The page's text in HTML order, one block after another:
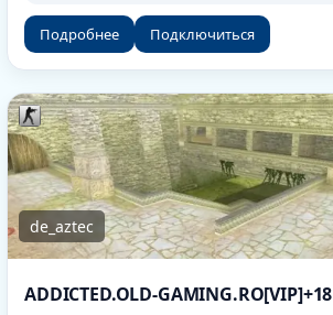
Подробнее Подключиться
de_aztec
ADDICTED.OLD-GAMING.RO[VIP]+18